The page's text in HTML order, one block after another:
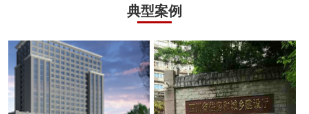
典型案例